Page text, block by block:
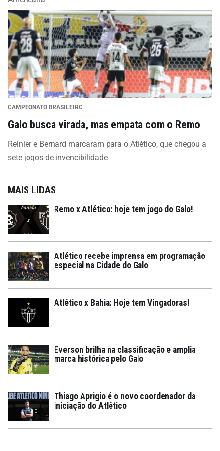
CAMPEONATO BRASILEIRO
Galo busca virada, mas empata com o Remo
Reinier e Bernard marcaram para o Atlético, que chegou a
sete jogos de invencibilidade
MAIS LIDAS
Remo x Atlético: hoje tem jogo do Galo!
Atlético recebe imprensa em programação
especial na Cidade do Galo
Atlético x Bahia: Hoje tem Vingadoras!
Everson brilha na classificação e amplia
marca histórica pelo Galo
Thiago Aprigio é o novo coordenador da
iniciação do Atlético